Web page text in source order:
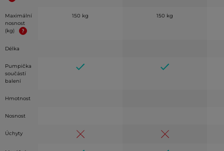
Maximální
nosnost
(kg)
150 kg 150 kg
Délka
Pumpička
součástí
balení
Hmotnost
Nosnost
Úchyty